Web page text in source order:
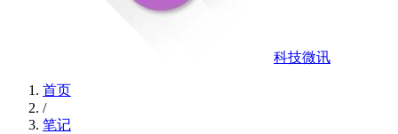
科技微讯
首页
/
笔记